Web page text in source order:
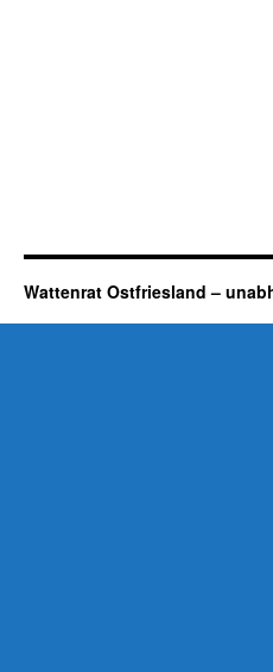
Wattenrat Ostfriesland –